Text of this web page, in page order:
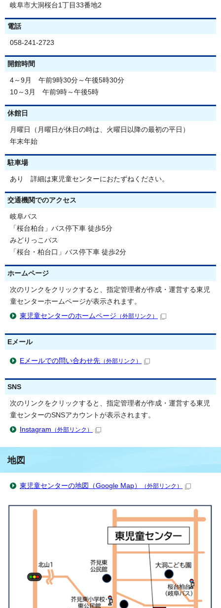
岐阜市大洞桜台1丁目33番地2
電話
058-241-2723
開館時間
4～9月 午前9時30分～午後5時30分
10～3月 午前9時～午後5時
休館日
月曜日（月曜日が休日の時は、火曜日以降の最初の平日）
年末年始
駐車場
あり 詳細は東児童センターにおたずねください。
交通機関でのアクセス
岐阜バス
「桜台柏台」バス停下車 徒歩5分
みどりっこバス
「桜台・柏台口」バス停下車 徒歩2分
ホームページ
次のリンクをクリックすると、指定管理者が作成・運営する東児
童センターホームページが表示されます。
東児童センターのホームページ （外部リンク）
Eメール
Eメールでの問い合わせ先 （外部リンク）
SNS
次のリンクをクリックすると、指定管理者が作成・運営する東児
童センターのSNSアカウントが表示されます。
Instagram （外部リンク）
地図
東児童センターの地図（Google Map） （外部リンク）